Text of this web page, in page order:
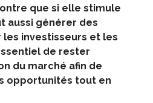
que si elle stimule
aussi générer des
les investisseurs et les
de rester
du marché afin de
opportunités tout en